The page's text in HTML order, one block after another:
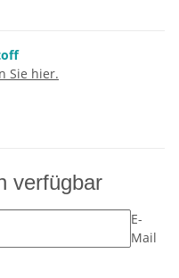
Sie hier.
verfügbar
E-
Mail